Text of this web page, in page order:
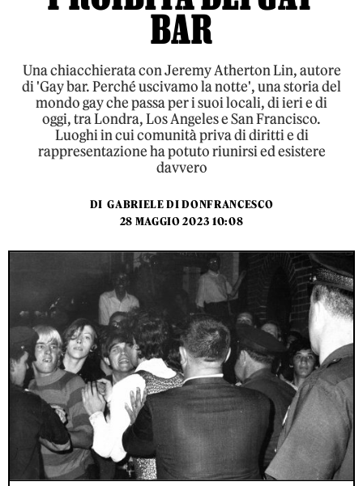
BAR
Una chiacchierata con Jeremy Atherton Lin, autore
di 'Gay bar. Perché uscivamo la notte', una storia del
mondo gay che passa per i suoi locali, di ieri e di
oggi, tra Londra, Los Angeles e San Francisco.
Luoghi in cui comunità priva di diritti e di
rappresentazione ha potuto riunirsi ed esistere
davvero
DI GABRIELE DI DONFRANCESCO
28 MAGGIO 2023 10:08